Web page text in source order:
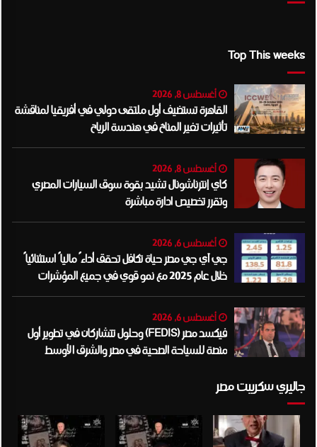
Top This weeks
أغسطس 8, 2026
القاهرة تستضيف أول ملتقى دولي في أفريقيا لمناقشة
تأثيرات تغير المناخ في هندسة الرياح
أغسطس 8, 2026
كاي إنترناشونال تشيد بقوة سوق السيارات المصري
وتقرر تخصيص ادارة مباشرة
أغسطس 6, 2026
جي آي جي مصر حياة تكافل تحقق أداءً مالياً استثنائياً
خلال عام 2025 مع نمو قوي في جميع المؤشرات
المالية الرئيسية
أغسطس 6, 2026
فيكسد مصر (FEDIS) وحلول تتشاركان في تطوير أول
منصة للسياحة الصحية في مصر والشرق الأوسط
جاليري سكريبت مصر